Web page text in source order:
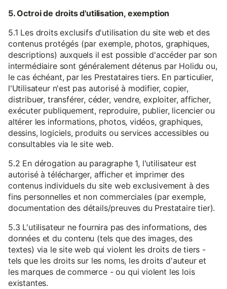
5. Octroi de droits d'utilisation, exemption
5.1 Les droits exclusifs d'utilisation du site web et des
contenus protégés (par exemple, photos, graphiques,
descriptions) auxquels il est possible d'accéder par son
intermédiaire sont généralement détenus par Holidu ou,
le cas échéant, par les Prestataires tiers. En particulier,
l'Utilisateur n'est pas autorisé à modifier, copier,
distribuer, transférer, céder, vendre, exploiter, afficher,
exécuter publiquement, reproduire, publier, licencier ou
altérer les informations, photos, vidéos, graphiques,
dessins, logiciels, produits ou services accessibles ou
consultables via le site web.
5.2 En dérogation au paragraphe 1, l'utilisateur est
autorisé à télécharger, afficher et imprimer des
contenus individuels du site web exclusivement à des
fins personnelles et non commerciales (par exemple,
documentation des détails/preuves du Prestataire tier).
5.3 L'utilisateur ne fournira pas des informations, des
données et du contenu (tels que des images, des
textes) via le site web qui violent les droits de tiers -
tels que les droits sur les noms, les droits d'auteur et
les marques de commerce - ou qui violent les lois
existantes.